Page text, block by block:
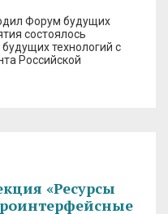
Форум будущих
состоялось
технологий с
Российской
«Ресурсы